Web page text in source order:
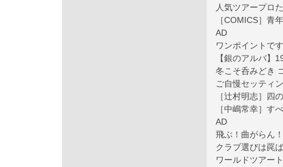
人気ツアープロ
［COMICS］青
AD
ワンポイントで
【銀のアルバ】
冬こそ呑みどき
ご自慢セッティ
［辻村明志］四
［中嶋常幸］す
AD
飛ぶ！曲がらん
クラブ選びは罠
ワールドツアー